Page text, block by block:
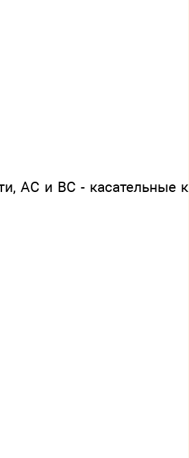
АС и ВС - касательные к